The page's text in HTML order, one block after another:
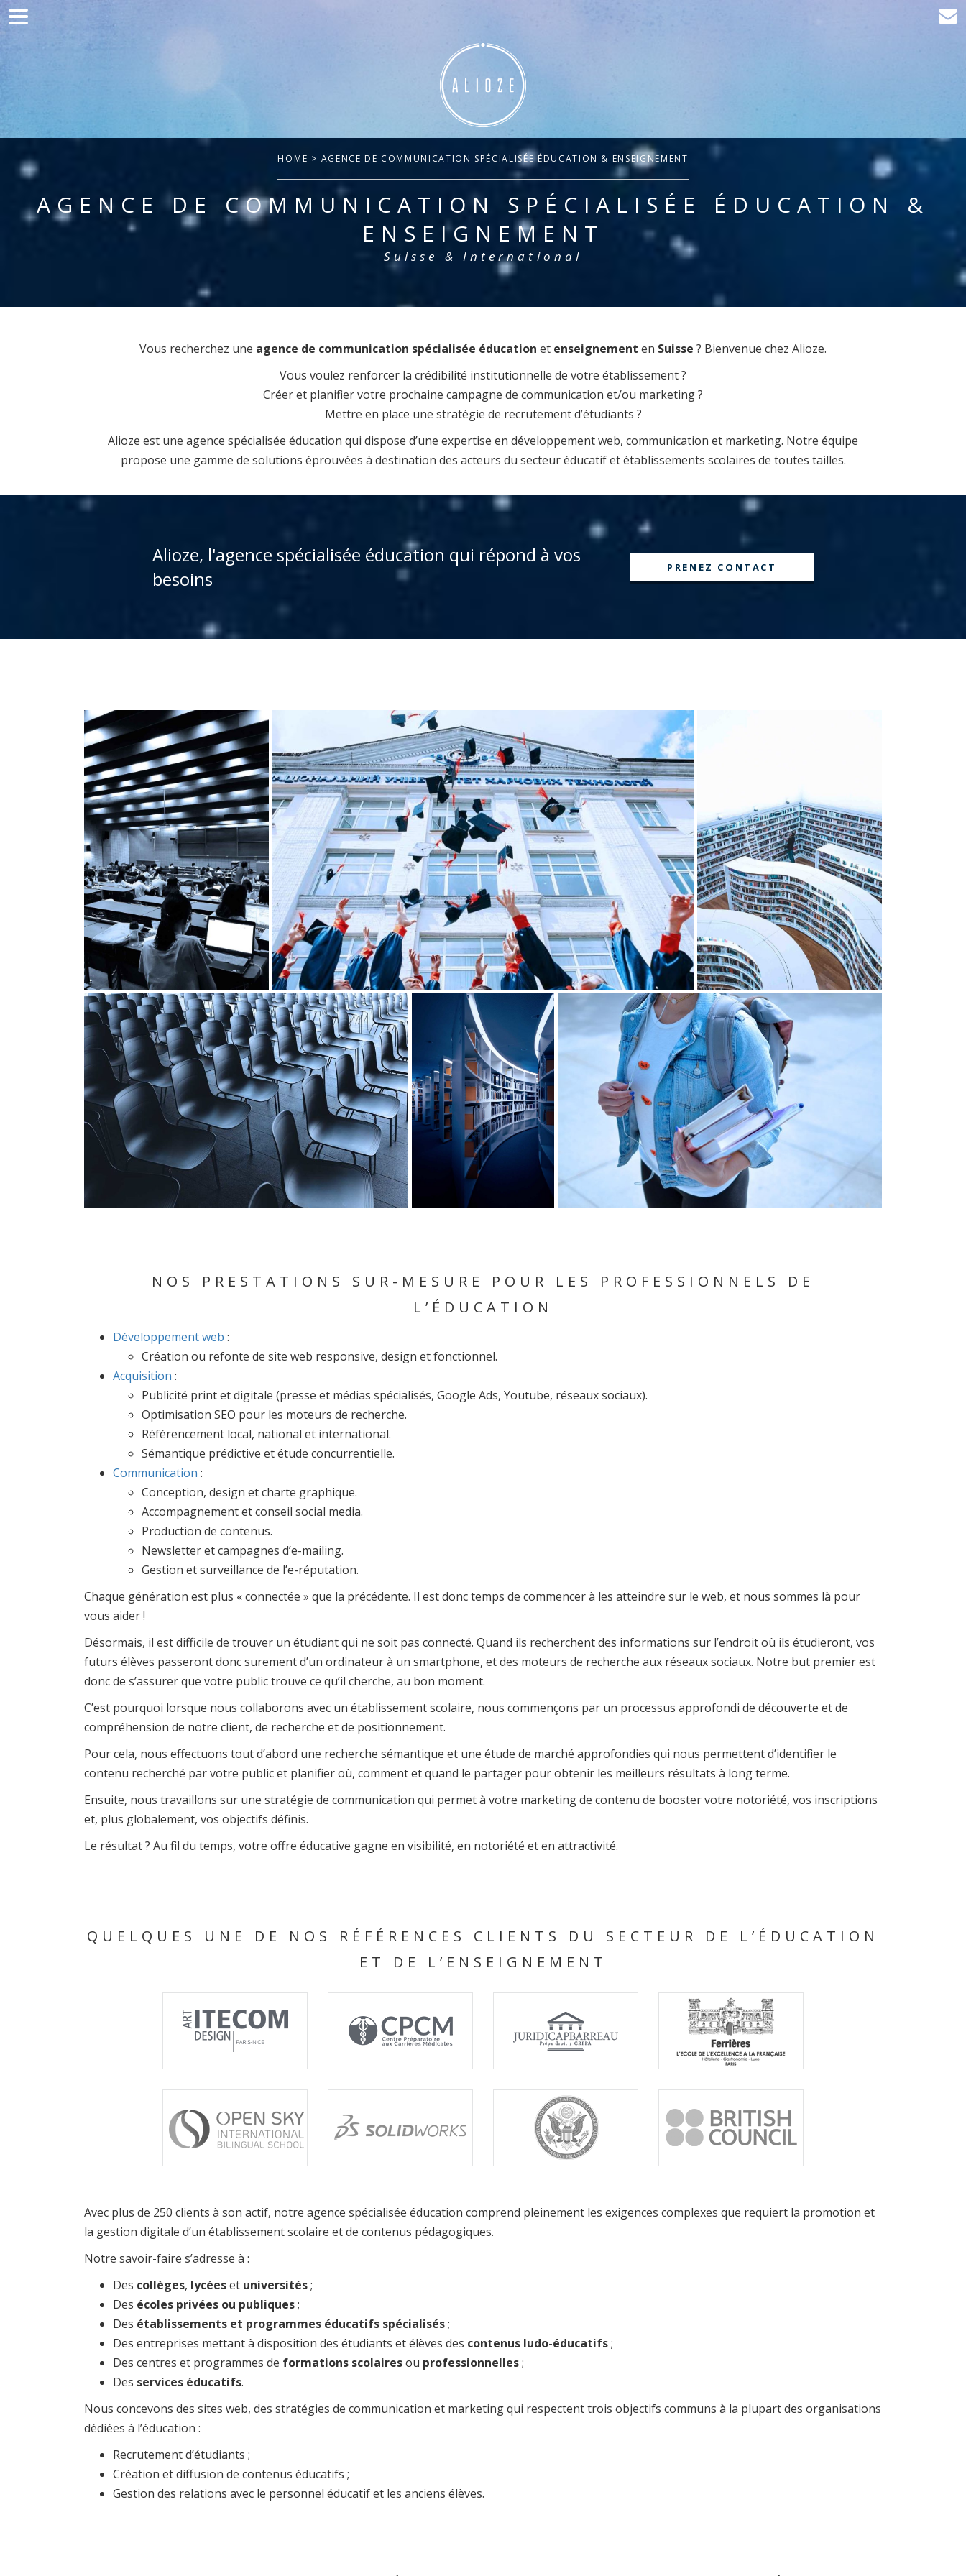
Home
Contact
HOME > AGENCE DE COMMUNICATION SPÉCIALISÉE ÉDUCATION & ENSEIGNEMENT
AGENCE DE COMMUNICATION SPÉCIALISÉE ÉDUCATION &
ENSEIGNEMENT
Suisse & International
Vous recherchez une agence de communication spécialisée éducation et enseignement en Suisse ? Bienvenue chez Alioze.
Vous voulez renforcer la crédibilité institutionnelle de votre établissement ?
Créer et planifier votre prochaine campagne de communication et/ou marketing ?
Mettre en place une stratégie de recrutement d’étudiants ?
Alioze est une agence spécialisée éducation qui dispose d’une expertise en développement web, communication et marketing. Notre équipe
propose une gamme de solutions éprouvées à destination des acteurs du secteur éducatif et établissements scolaires de toutes tailles.
Alioze, l'agence spécialisée éducation qui répond à vos
besoins
PRENEZ CONTACT
NOS PRESTATIONS SUR-MESURE POUR LES PROFESSIONNELS DE
L’ÉDUCATION
Développement web :
Création ou refonte de site web responsive, design et fonctionnel.
Acquisition :
Publicité print et digitale (presse et médias spécialisés, Google Ads, Youtube, réseaux sociaux).
Optimisation SEO pour les moteurs de recherche.
Référencement local, national et international.
Sémantique prédictive et étude concurrentielle.
Communication :
Conception, design et charte graphique.
Accompagnement et conseil social media.
Production de contenus.
Newsletter et campagnes d’e-mailing.
Gestion et surveillance de l’e-réputation.
Chaque génération est plus « connectée » que la précédente. Il est donc temps de commencer à les atteindre sur le web, et nous sommes là pour
vous aider !
Désormais, il est difficile de trouver un étudiant qui ne soit pas connecté. Quand ils recherchent des informations sur l’endroit où ils étudieront, vos
futurs élèves passeront donc surement d’un ordinateur à un smartphone, et des moteurs de recherche aux réseaux sociaux. Notre but premier est
donc de s’assurer que votre public trouve ce qu’il cherche, au bon moment.
C’est pourquoi lorsque nous collaborons avec un établissement scolaire, nous commençons par un processus approfondi de découverte et de
compréhension de notre client, de recherche et de positionnement.
Pour cela, nous effectuons tout d’abord une recherche sémantique et une étude de marché approfondies qui nous permettent d’identifier le
contenu recherché par votre public et planifier où, comment et quand le partager pour obtenir les meilleurs résultats à long terme.
Ensuite, nous travaillons sur une stratégie de communication qui permet à votre marketing de contenu de booster votre notoriété, vos inscriptions
et, plus globalement, vos objectifs définis.
Le résultat ? Au fil du temps, votre offre éducative gagne en visibilité, en notoriété et en attractivité.
QUELQUES UNE DE NOS RÉFÉRENCES CLIENTS DU SECTEUR DE L’ÉDUCATION
ET DE L’ENSEIGNEMENT
Avec plus de 250 clients à son actif, notre agence spécialisée éducation comprend pleinement les exigences complexes que requiert la promotion et
la gestion digitale d’un établissement scolaire et de contenus pédagogiques.
Notre savoir-faire s’adresse à :
Des collèges, lycéeset universités;
Des écoles privées ou publiques;
Des établissements et programmes éducatifs spécialisés;
Des entreprises mettant à disposition des étudiants et élèves des contenus ludo-éducatifs;
Des centres et programmes de formations scolairesou professionnelles;
Des services éducatifs.
Nous concevons des sites web, des stratégies de communication et marketing qui respectent trois objectifs communs à la plupart des organisations
dédiées à l’éducation :
Recrutement d’étudiants ;
Création et diffusion de contenus éducatifs ;
Gestion des relations avec le personnel éducatif et les anciens élèves.